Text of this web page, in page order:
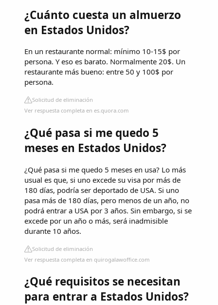
¿Cuánto cuesta un almuerzo
en Estados Unidos?
En un restaurante normal: mínimo 10-15$ por
persona. Y eso es barato. Normalmente 20$. Un
restaurante más bueno: entre 50 y 100$ por
persona.
Solicitud de eliminación
Ver respuesta completa en es.quora.com
¿Qué pasa si me quedo 5
meses en Estados Unidos?
¿Qué pasa si me quedo 5 meses en usa? Lo más
usual es que, si uno excede su visa por más de
180 días, podría ser deportado de USA. Si uno
pasa más de 180 días, pero menos de un año, no
podrá entrar a USA por 3 años. Sin embargo, si se
excede por un año o más, será inadmisible
durante 10 años.
Solicitud de eliminación
Ver respuesta completa en quirogalawoffice.com
¿Qué requisitos se necesitan
para entrar a Estados Unidos?